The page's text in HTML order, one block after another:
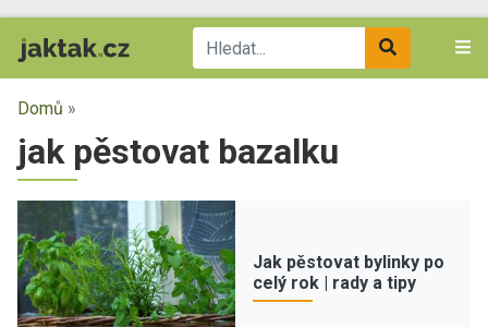
Domů »
jak pěstovat bazalku
Jak pěstovat bylinky po
celý rok | rady a tipy